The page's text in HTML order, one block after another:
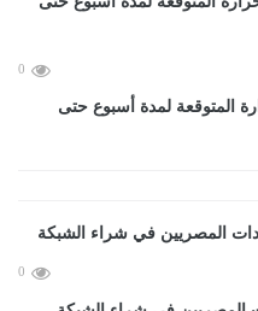
0
المتوقعة لمدة أسبوع حتى
0